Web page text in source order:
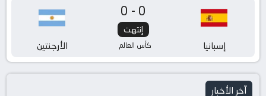
إسبانيا
0-0
إنتهت
كأس العالم الأرجنتين
آخر الأخبار